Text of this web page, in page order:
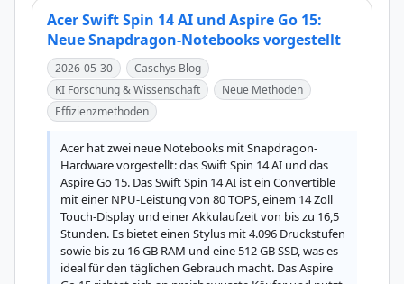
Acer Swift Spin 14 AI und Aspire Go 15:
Neue Snapdragon-Notebooks vorgestellt
2026-05-30
Caschys Blog
KI Forschung & Wissenschaft
Neue Methoden
Effizienzmethoden
Acer hat zwei neue Notebooks mit Snapdragon-
Hardware vorgestellt: das Swift Spin 14 AI und das
Aspire Go 15. Das Swift Spin 14 AI ist ein Convertible
mit einer NPU-Leistung von 80 TOPS, einem 14 Zoll
Touch-Display und einer Akkulaufzeit von bis zu 16,5
Stunden. Es bietet einen Stylus mit 4.096 Druckstufen
sowie bis zu 16 GB RAM und eine 512 GB SSD, was es
ideal für den täglichen Gebrauch macht. Das Aspire